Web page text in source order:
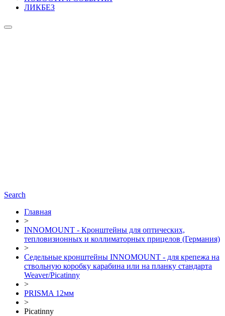
ЛИКБЕЗ
Search
Главная
>
INNOMOUNT - Кронштейны для оптических,
тепловизионных и коллиматорных прицелов (Германия)
>
Седельные кронштейны INNOMOUNT - для крепежа на
ствольную коробку карабина или на планку стандарта
Weaver/Picatinny
>
PRISMA 12мм
>
Picatinny